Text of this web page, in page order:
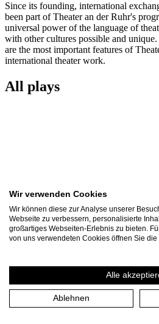
Since its founding, international
been part of Theater an der Ruhr's
universal power of the language of
with other cultures possible and
are the most important features of
international theater work.
All plays
Othello
Wir verwenden Cookies
Wir können diese zur Analyse unserer
Webseite zu verbessern, personalisierte
großartiges Webseiten-Erlebnis zu bieten.
von uns verwendeten Cookies öffnen Sie
Alle
Ablehnen